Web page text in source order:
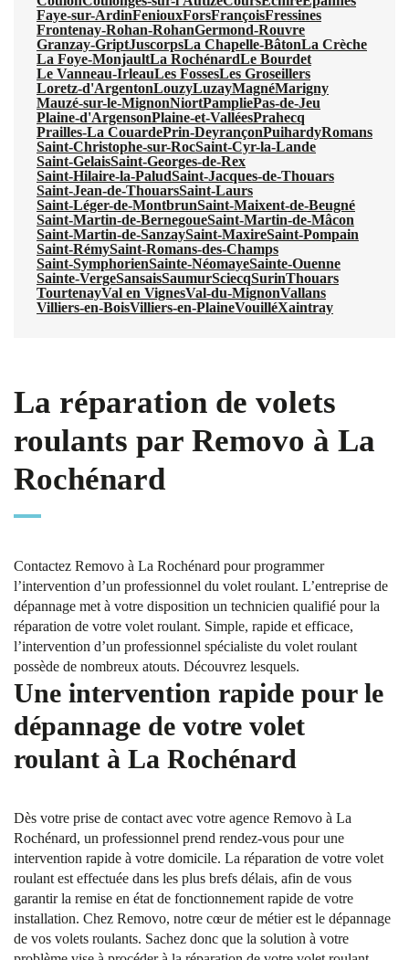
Faye-sur-ArdinFeniouxForsFrançoisFressines
Frontenay-Rohan-RohanGermond-Rouvre
Granzay-GriptJuscorpsLa Chapelle-BâtonLa Crèche
La Foye-MonjaultLa RochénardLe Bourdet
Le Vanneau-IrleauLes FossesLes Groseillers
Loretz-d'ArgentonLouzyLuzayMagnéMarigny
Mauzé-sur-le-MignonNiortPampliePas-de-Jeu
Plaine-d'ArgensonPlaine-et-ValléesPrahecq
Prailles-La CouardePrin-DeyrançonPuihardyRomans
Saint-Christophe-sur-RocSaint-Cyr-la-Lande
Saint-GelaisSaint-Georges-de-Rex
Saint-Hilaire-la-PaludSaint-Jacques-de-Thouars
Saint-Jean-de-ThouarsSaint-Laurs
Saint-Léger-de-MontbrunSaint-Maixent-de-Beugné
Saint-Martin-de-BernegoueSaint-Martin-de-Mâcon
Saint-Martin-de-SanzaySaint-MaxireSaint-Pompain
Saint-RémySaint-Romans-des-Champs
Saint-SymphorienSainte-NéomayeSainte-Ouenne
Sainte-VergeSansaisSaumurSciecqSurinThouars
TourtenayVal en VignesVal-du-MignonVallans
Villiers-en-BoisVilliers-en-PlaineVouilléXaintray
La réparation de volets
roulants par Removo à La
Rochénard
Contactez Removo à La Rochénard pour programmer
l’intervention d’un professionnel du volet roulant. L’entreprise de
dépannage met à votre disposition un technicien qualifié pour la
réparation de votre volet roulant. Simple, rapide et efficace,
l’intervention d’un professionnel spécialiste du volet roulant
possède de nombreux atouts. Découvrez lesquels.
Une intervention rapide pour le
dépannage de votre volet
roulant à La Rochénard
Dès votre prise de contact avec votre agence Removo à La
Rochénard, un professionnel prend rendez-vous pour une
intervention rapide à votre domicile. La réparation de votre volet
roulant est effectuée dans les plus brefs délais, afin de vous
garantir la remise en état de fonctionnement rapide de votre
installation. Chez Removo, notre cœur de métier est le dépannage
de vos volets roulants. Sachez donc que la solution à votre